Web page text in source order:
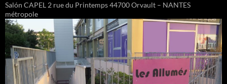
Salón CAPEL 2 rue du Printemps 44700 Orvault – NANTES
métropole